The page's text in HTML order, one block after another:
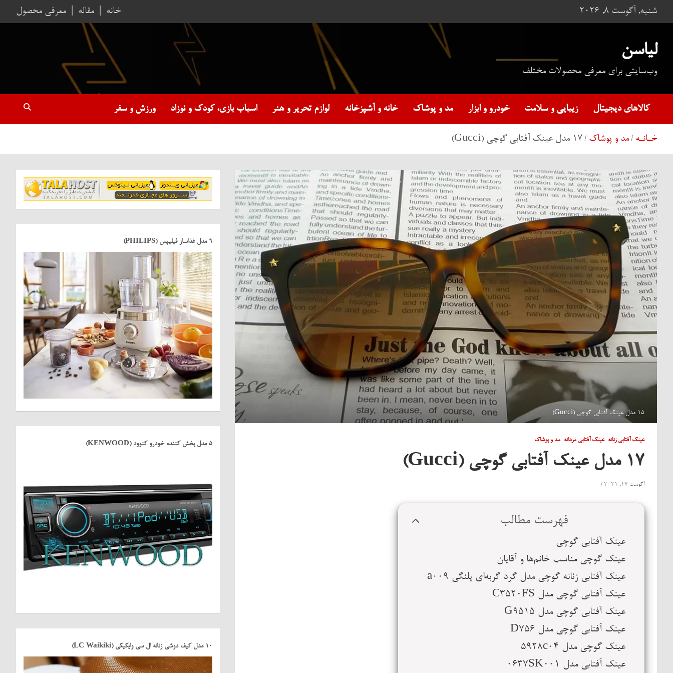
شنبه, آگوست 8, 2026 خانه مقاله معرفی محصول
لیاسن
وب‌سایتی برای معرفی محصولات مختلف
کالاهای دیجیتال زیبایی و سلامت خودرو و ابزار مد و پوشاک خانه و آشپزخانه لوازم تحریر و هنر اسباب بازی، کودک و نوزاد ورزش و سفر
خـانـه مد و پوشاک 17 مدل عینک آفتابی گوچی (Gucci)
15 مدل عینک آفتابی گوچی (Gucci)
عینک آفتابی زنانه عینک آفتابی مردانه مد و پوشاک
17 مدل عینک آفتابی گوچی (Gucci)
آگوست 17, 2021
فهرست مطالب
عینک آفتابی گوچی
عینک گوچی مناسب خانم‌ها و آقایان
عینک آفتابی زنانه گوچی مدل گرد گربه‌ای پلنگی a009
عینک آفتابی گوچی مدل C3520FS
عینک آفتابی گوچی مدل G9515
عینک آفتابی گوچی مدل D756
عینک گوچی مدل 5928c04
عینک آفتابی مدل 0637SK001
9 مدل غذاساز فیلیپس (PHILIPS)
5 مدل پخش کننده خودرو کنوود (KENWOOD)
10 مدل کیف دوشی زنانه ال سی وایکیکی (LC Waikiki)